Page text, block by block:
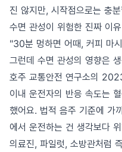
진 않지만, 시작점으로는 충
수면 관성이 위험한 진짜 이유
"30분 멍하면 어때, 커피 마
그런데 수면 관성의 영향은
호주 교통안전 연구소의
이내 운전자의 반응 속도는
했어요. 법적 음주 기준에 가
에서 운전하는 건 생각보다
의료진, 파일럿, 소방관처럼